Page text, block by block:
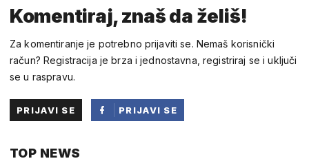
Komentiraj, znaš da želiš!
Za komentiranje je potrebno prijaviti se. Nemaš korisnički
račun? Registracija je brza i jednostavna, registriraj se i uključi
se u raspravu.
PRIJAVI SE
PRIJAVI SE
TOP NEWS